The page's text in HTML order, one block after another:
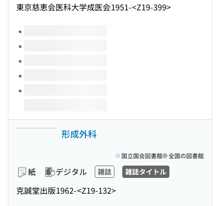
東京慈恵会医科大学成医会1951-<Z19-399>
このタイトルの巻号
形成外科
紙 デジタル 雑誌 雑誌タイトル
克誠堂出版1962-<Z19-132>
国立国会図書館 全国の図書館